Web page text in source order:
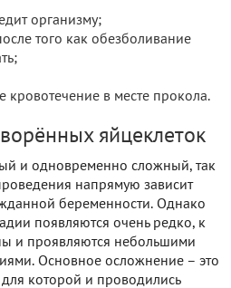
организму;
того как обезболивание
кровотечение в месте прокола.
яйцеклеток
и одновременно сложный, так
напрямую зависит
беременности. Однако
появляются очень редко, к
и проявляются небольшими
Основное осложнение – это
для которой и проводились